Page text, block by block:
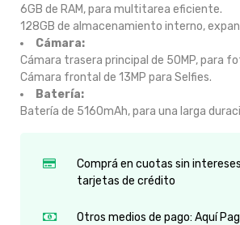
6GB de RAM, para multitarea eficiente.
128GB de almacenamiento interno,
Cámara:
Cámara trasera principal de 50MP, para
Cámara frontal de 13MP para Selfies.
Batería:
Batería de 5160mAh, para una larga
Comprá en cuotas sin
tarjetas de crédito
Otros medios de pago: Aquí